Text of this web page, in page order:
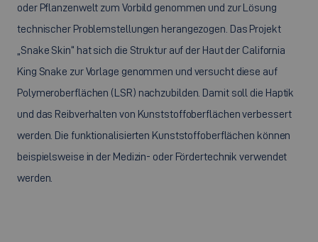
oder Pflanzenwelt zum Vorbild genommen und zur Lösung
technischer Problemstellungen herangezogen. Das Projekt
Snake Skin“ hat sich die Struktur auf der Haut der California
King Snake zur Vorlage genommen und versucht diese auf
Polymeroberflächen (LSR) nachzubilden. Damit soll die Haptik
und das Reibverhalten von Kunststoffoberflächen verbessert
werden. Die funktionalisierten Kunststoffoberflächen können
beispielsweise in der Medizin- oder Fördertechnik verwendet
werden.